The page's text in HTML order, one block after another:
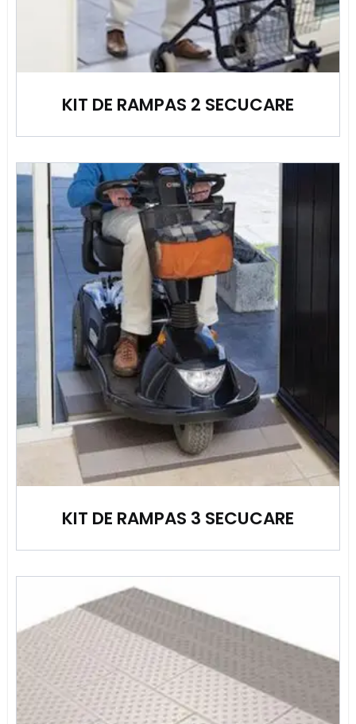
KIT DE RAMPAS 2 SECUCARE
KIT DE RAMPAS 3 SECUCARE